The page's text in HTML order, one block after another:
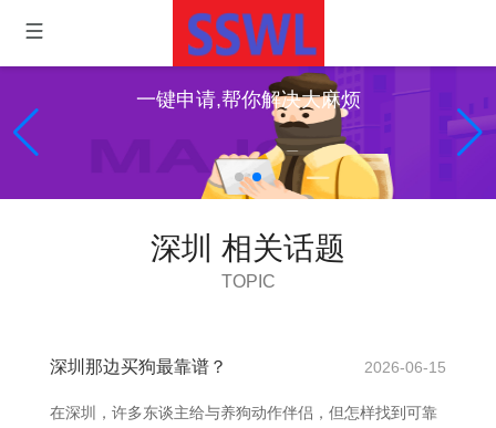
一键申请,帮你解决大麻烦
深圳 相关话题
TOPIC
深圳那边买狗最靠谱？ 2026-06-15
在深圳，许多东谈主给与养狗动作伴侣，但怎样找到可靠